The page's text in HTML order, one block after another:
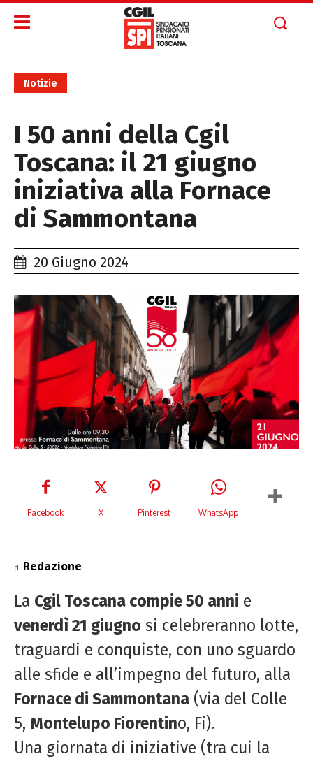
Notizie
I 50 anni della Cgil
Toscana: il 21 giugno
iniziativa alla Fornace
di Sammontana
20 Giugno 2024
Facebook X Pinterest WhatsApp
di Redazione
La Cgil Toscana compie 50 anni e
venerdì 21 giugno si celebreranno lotte,
traguardi e conquiste, con uno sguardo
alle sfide e all’impegno del futuro, alla
Fornace di Sammontana (via del Colle
5, Montelupo Fiorentino, Fi).
Una giornata di iniziative (tra cui la